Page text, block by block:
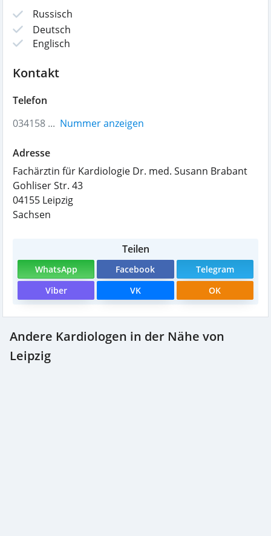
Russisch
Deutsch
Englisch
Kontakt
Telefon
034158 ... Nummer anzeigen
Adresse
Fachärztin für Kardiologie Dr. med. Susann Brabant
Gohliser Str. 43
04155 Leipzig
Sachsen
Teilen
WhatsApp Facebook
Telegram
Viber
VK OK
Andere Kardiologen in der Nähe von
Leipzig